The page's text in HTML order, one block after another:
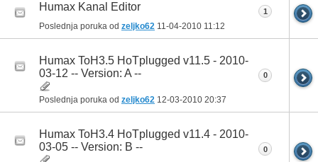
Humax Kanal Editor
Poslednja poruka od zeljko62 11-04-2010 11:12
1
Humax ToH3.5 HoTplugged v11.5 - 2010-
03-12 -- Version: A --
Poslednja poruka od zeljko62 12-03-2010 20:37
0
Humax ToH3.4 HoTplugged v11.4 - 2010-
03-05 -- Version: B --
0